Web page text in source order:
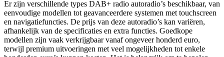
Er zijn verschillende types DAB+ radio autoradio’s beschikbaar, van
eenvoudige modellen tot geavanceerdere systemen met touchscreen
en navigatiefuncties. De prijs van deze autoradio’s kan variëren,
afhankelijk van de specificaties en extra functies. Goedkope
modellen zijn vaak verkrijgbaar vanaf ongeveer honderd euro,
terwijl premium uitvoeringen met veel mogelijkheden tot enkele